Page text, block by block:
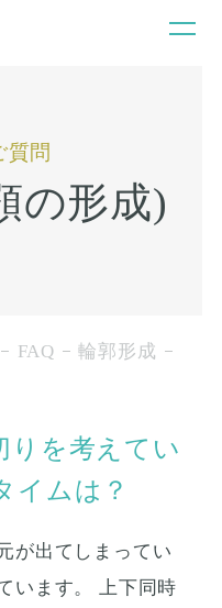
質問
の形成)
FAQ
輪郭形成
りを考えてい
イムは？
が出てしまってい
います。 上下同時